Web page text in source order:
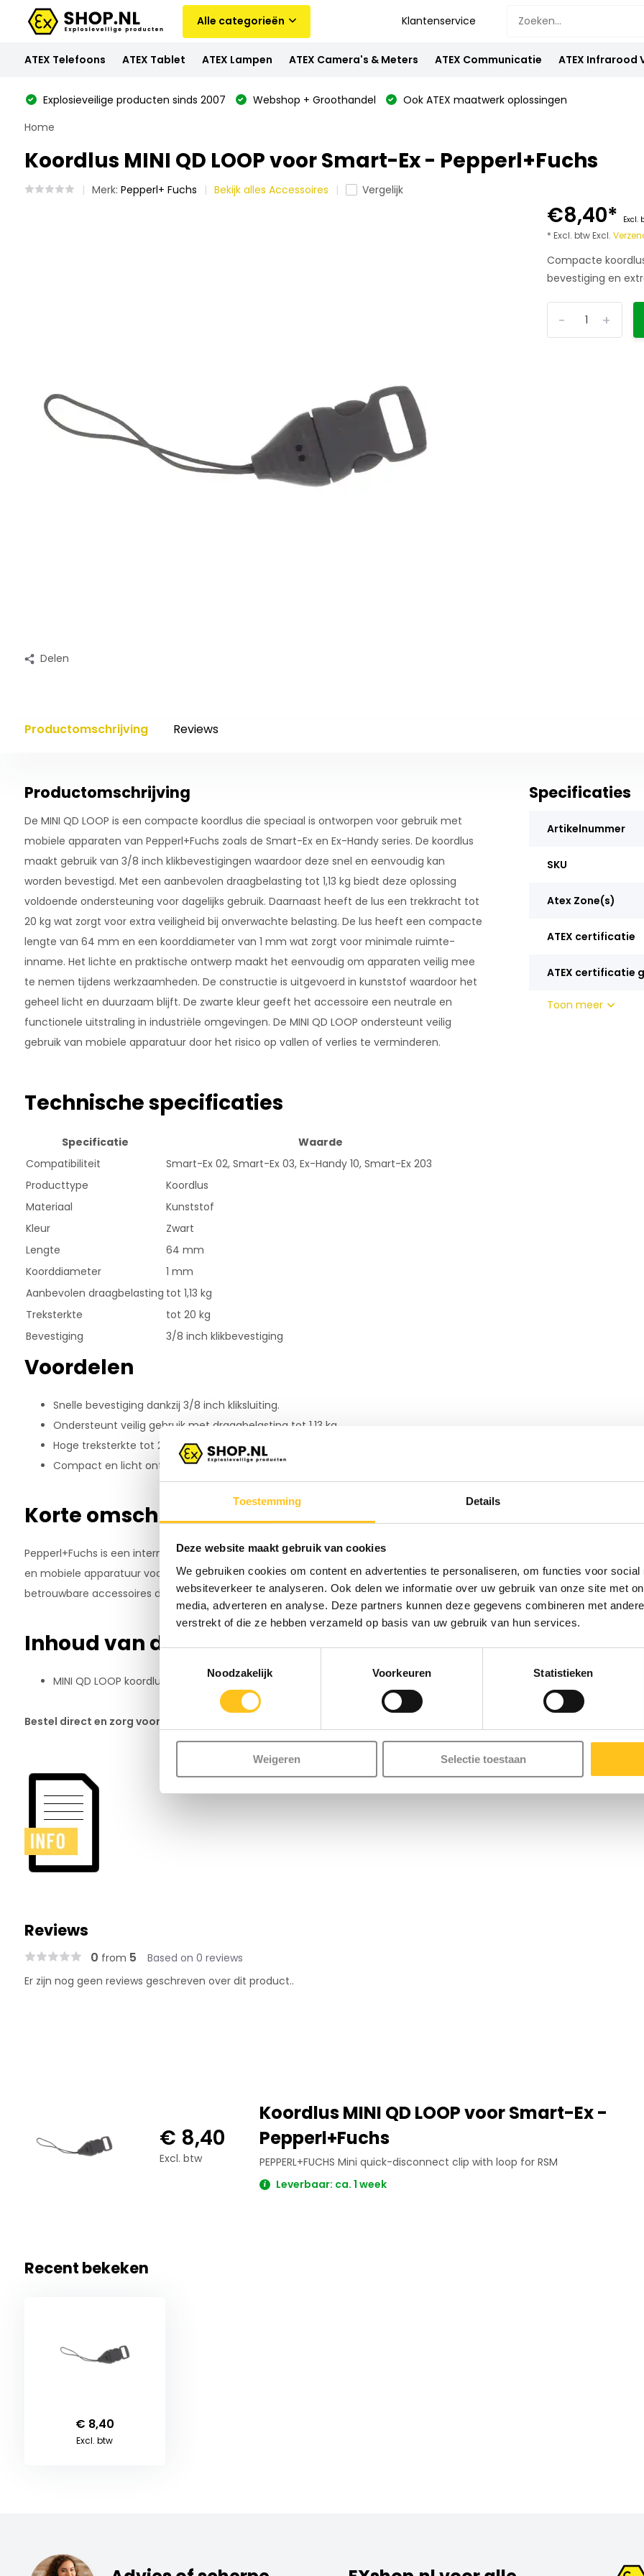
Toestemming Details
Deze website maakt gebruik van cookies
We gebruiken cookies om content en advertenties te personaliseren, om functies voor social
websiteverkeer te analyseren. Ook delen we informatie over uw gebruik van onze site met
media, adverteren en analyse. Deze partners kunnen deze gegevens combineren met
verstrekt of die ze hebben verzameld op basis van uw gebruik van hun services.
Noodzakelijk
Voorkeuren Statistieken
Weigeren Selectie toestaan
Alle categorieën Klantenservice
ATEX Telefoons ATEX Tablet ATEX Lampen ATEX Camera's & Meters ATEX Communicatie ATEX Infrarood
Explosieveilige producten sinds 2007 Webshop + Groothandel
Ook ATEX maatwerk oplossingen
Home
Koordlus MINI QD LOOP voor Smart-Ex - Pepperl+Fuchs
Merk: Pepperl+ Fuchs Bekijk alles Accessoires Vergelijk
Delen
€8,40* Excl.
* Excl. btw Excl.
Compacte
bevestiging en
+
-
Productomschrijving Reviews
Productomschrijving
De MINI QD LOOP is een compacte koordlus die speciaal is ontworpen voor gebruik met
mobiele apparaten van Pepperl+Fuchs zoals de Smart-Ex en Ex-Handy series. De koordlus
maakt gebruik van 3/8 inch klikbevestigingen waardoor deze snel en eenvoudig kan
worden bevestigd. Met een aanbevolen draagbelasting tot 1,13 kg biedt deze oplossing
voldoende ondersteuning voor dagelijks gebruik. Daarnaast heeft de lus een trekkracht tot
20 kg wat zorgt voor extra veiligheid bij onverwachte belasting. De lus heeft een compacte
lengte van 64 mm en een koorddiameter van 1 mm wat zorgt voor minimale ruimte-
inname. Het lichte en praktische ontwerp maakt het eenvoudig om apparaten veilig mee
te nemen tijdens werkzaamheden. De constructie is uitgevoerd in kunststof waardoor het
geheel licht en duurzaam blijft. De zwarte kleur geeft het accessoire een neutrale en
functionele uitstraling in industriële omgevingen. De MINI QD LOOP ondersteunt veilig
gebruik van mobiele apparatuur door het risico op vallen of verlies te verminderen.
Technische specificaties
Specificatie
Waarde
Compatibiliteit
Smart-Ex 02, Smart-Ex 03, Ex-Handy 10, Smart-Ex 203
Producttype
Koordlus
Materiaal
Kunststof
Kleur
Zwart
Lengte
64 mm
Koorddiameter
1 mm
Aanbevolen draagbelasting tot 1,13 kg
Treksterkte
tot 20 kg
Bevestiging
3/8 inch klikbevestiging
Voordelen
Snelle bevestiging dankzij 3/8 inch kliksluiting.
Ondersteunt veilig gebruik met draagbelasting tot 1,13 kg.
Hoge treksterkte tot 20 kg voor extra betrouwbaarheid.
Compact en licht ontwerp voor dagelijks gebruiksgemak.
Korte omschrijving fabrikant
Pepperl+Fuchs is een internationale fabrikant van industriële automatiseringsoplossingen
en mobiele apparatuur voor gebruik in veeleisende omgevingen. Het bedrijf levert
betrouwbare accessoires die zijn gericht op veiligheid en duurzaamheid.
Inhoud van de verpakking
MINI QD LOOP koordlus
Bestel direct en zorg voor extra veiligheid en gebruiksgemak van je mobiele apparaat.
Specificaties
Artikelnummer
SKU
Atex Zone(s)
ATEX certificatie
ATEX certificatie
Toon meer
Reviews
0 from 5 Based on 0 reviews
Er zijn nog geen reviews geschreven over dit product..
€ 8,40
Excl. btw
Koordlus MINI QD LOOP voor Smart-Ex -
Pepperl+Fuchs
PEPPERL+FUCHS Mini quick-disconnect clip with loop for RSM
Leverbaar: ca. 1 week
Recent bekeken
€ 8,40
Excl. btw